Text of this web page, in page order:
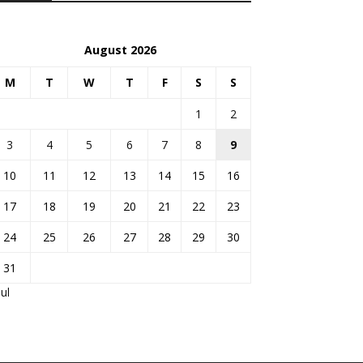
August 2026
M T W T F S S
1
2
3
4 5 6 7 8
9
10
11 12 13 14 15
16
17
18 19 20 21 22
23
24
25 26 27 28 29
30
31